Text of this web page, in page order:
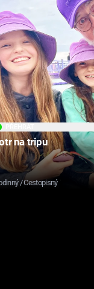
na tripu
/ Cestopisný